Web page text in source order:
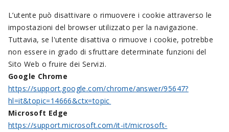
L’utente può disattivare o rimuovere i cookie attraverso le
impostazioni del browser utilizzato per la navigazione.
Tuttavia, se l'utente disattiva o rimuove i cookie, potrebbe
non essere in grado di sfruttare determinate funzioni del
Sito Web o fruire dei Servizi.
Google Chrome
https://support.google.com/chrome/answer/95647?
hl=it&topic=14666&ctx=topic
Microsoft Edge
https://support.microsoft.com/it-it/microsoft-